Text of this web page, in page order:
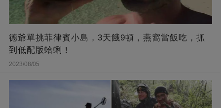
德爺單挑菲律賓小島，3天餓9頓，燕窩當飯吃，抓
到低配版蛤蜊！
2023/08/05